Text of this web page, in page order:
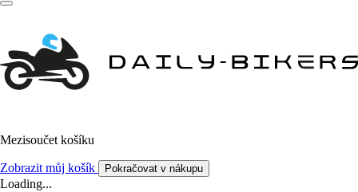
Mezisoučet košíku
Zobrazit můj košík Pokračovat v nákupu
Loading...